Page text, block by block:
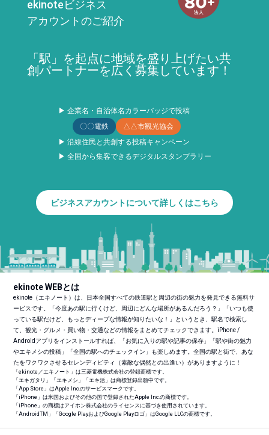
ekinoteビジネス
アカウントのご紹介
「駅」を起点に地域を盛り上げたい共
創パートナーを広く募集しています！
▶ 企業名・自治体名カラーバッジで投稿
〇〇電鉄
△△市観光協会
▶ 沿線住民と共創する投稿キャンペーン
▶ 全国から集客できるデジタルスタンプラリー
ビジネスアカウントについて詳しくはこちら
ekinote WEBとは
ekinote（エキノート）は、日本全国すべての鉄道駅と周辺の街の魅力を発見できる無料サ
ービスです。「今度あの駅に行くけど、周辺にどんな場所があるんだろう？」「いつも使
っている駅だけど、もっとディープな情報が知りたいな！」というとき、駅名で検索し
て、観光・グルメ・買い物・交通などの情報をまとめてチェックできます。iPhone /
Androidアプリをインストールすれば、「お気に入りの駅や記事の保存」「駅や街の魅力
やエキメシの投稿」「全国の駅へのチェックイン」も楽しめます。全国の駅と街で、あな
たをワクワクさせるセレンディピティ（素敵な偶然との出逢い）がありますように！
「ekinote／エキノート」は三菱電機株式会社の登録商標です。
「エキガタリ」「エキメシ」「エキ活」は商標登録出願中です。
「App Store」はApple Inc.のサービスマークです。
「iPhone」は米国およびその他の国で登録されたApple Inc.の商標です。
「iPhone」の商標はアイホン株式会社のライセンスに基づき使用されています。
「AndroidTM 」「Google PlayおよびGoogle Playロゴ」はGoogle LLCの商標です。